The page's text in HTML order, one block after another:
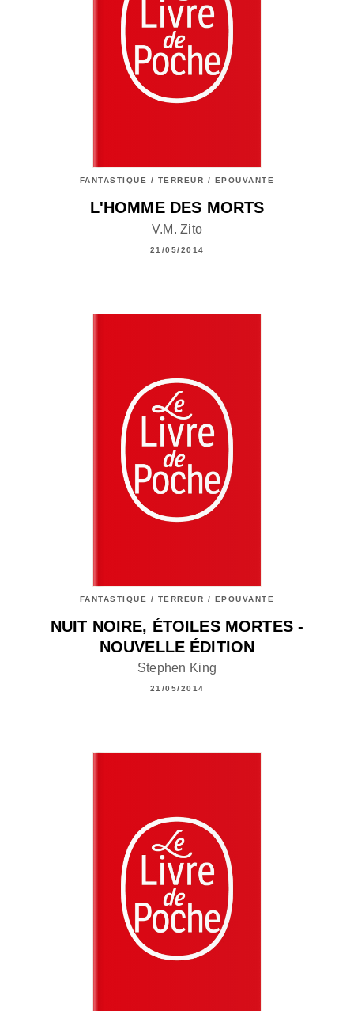
FANTASTIQUE / TERREUR / EPOUVANTE
L'HOMME DES MORTS
V.M. Zito
21/05/2014
FANTASTIQUE / TERREUR / EPOUVANTE
NUIT NOIRE, ÉTOILES MORTES -
NOUVELLE ÉDITION
Stephen King
21/05/2014